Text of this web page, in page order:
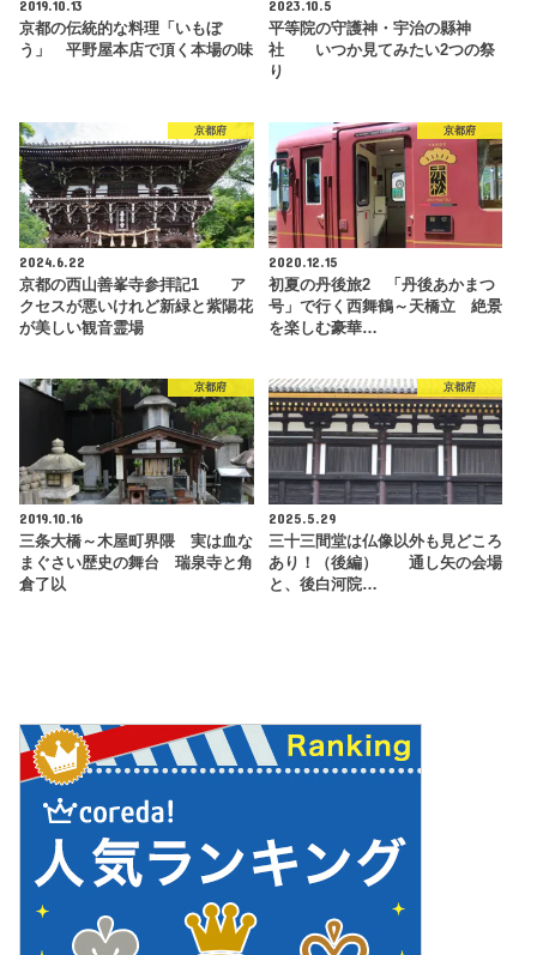
2019.10.13
京都の伝統的な料理「いもぼ
う」 平野屋本店で頂く本場の味
2023.10.5
平等院の守護神・宇治の縣神
社 いつか見てみたい2つの祭
り
京都府
2024.6.22
京都の西山善峯寺参拝記1 ア
クセスが悪いけれど新緑と紫陽花
が美しい観音霊場
京都府
2020.12.15
初夏の丹後旅2 「丹後あかまつ
号」で行く西舞鶴～天橋立 絶景
を楽しむ豪華…
京都府
2019.10.16
三条大橋～木屋町界隈 実は血な
まぐさい歴史の舞台 瑞泉寺と角
倉了以
京都府
2025.5.29
三十三間堂は仏像以外も見どころ
あり！（後編） 通し矢の会場
と、後白河院…